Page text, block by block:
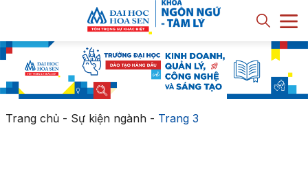
Trang chủ- Sự kiện ngành- Trang 3